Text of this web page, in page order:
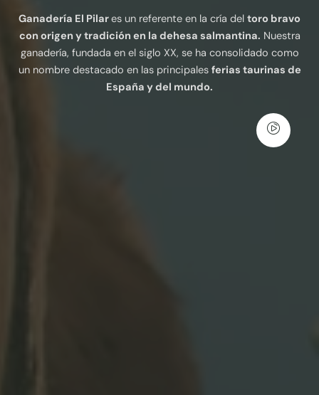
Ganadería El Pilares un referente en la cría del toro bravo
con origen y tradición en la dehesa salmantina. Nuestra
ganadería, fundada en el siglo XX, se ha consolidado como
un nombre destacado en las principales ferias taurinas de
España y del mundo.